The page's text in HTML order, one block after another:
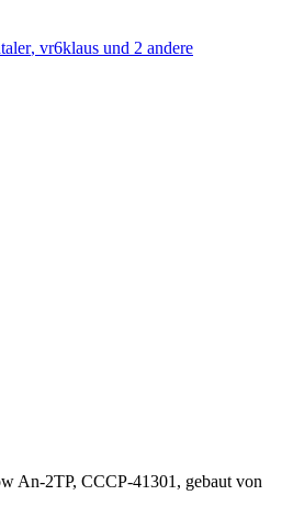
, vr6klaus und 2 andere
An-2TP, CCCP-41301, gebaut von